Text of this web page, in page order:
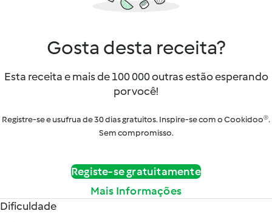
Gosta desta receita?
Esta receita e mais de 100 000 outras estão esperando
por você!
Registre-se e usufrua de 30 dias gratuitos. Inspire-se com o Cookidoo®.
Sem compromisso.
Registe-se gratuitamente
Mais Informações
Dificuldade